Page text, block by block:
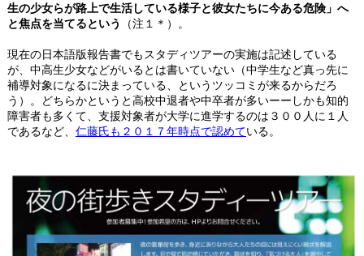
生の少女らが路上で生活している様子と彼女たちに今ある危険」へ
と焦点を当てるという
（注１＊）。
現在の日本語版報告書でもスタディツアーの実施は記述している
が、中高生少女などがいるとは書いていない（中学生など真っ先に
補導対象になるに決まっている、というツッコミが来るからだろ
う）。どちらかというと高校中退者や中卒者が多いーーしかも知的
障害者も多くて、支援対象者が大学に進学するのは３００人に１人
であるなど、 仁藤氏も２０１７年時点で認めている。